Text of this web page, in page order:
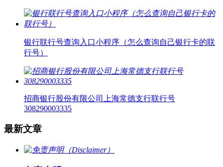
银行联行号查询入口小程序（怎么查询自己银行卡的联
行号）
招商银行股份有限公司上海常德支行联行号
308290003335
最新文章